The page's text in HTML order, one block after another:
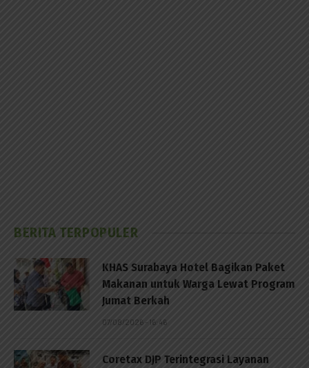
BERITA TERPOPULER
KHAS Surabaya Hotel Bagikan Paket
Makanan untuk Warga Lewat Program
Jumat Berkah
07/08/2026 - 16:46
Coretax DJP Terintegrasi Layanan